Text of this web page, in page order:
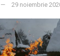
29 noiembrie